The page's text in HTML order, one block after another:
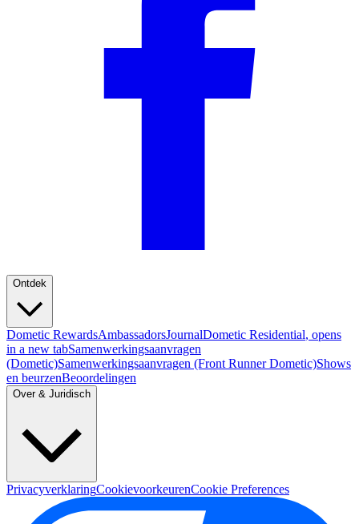
Ontdek
Dometic RewardsAmbassadorsJournalDometic Residential, opens
in a new tabSamenwerkingsaanvragen
(Dometic)Samenwerkingsaanvragen (Front Runner Dometic)Shows
en beurzenBeoordelingen
Over & Juridisch
PrivacyverklaringCookievoorkeurenCookie Preferences